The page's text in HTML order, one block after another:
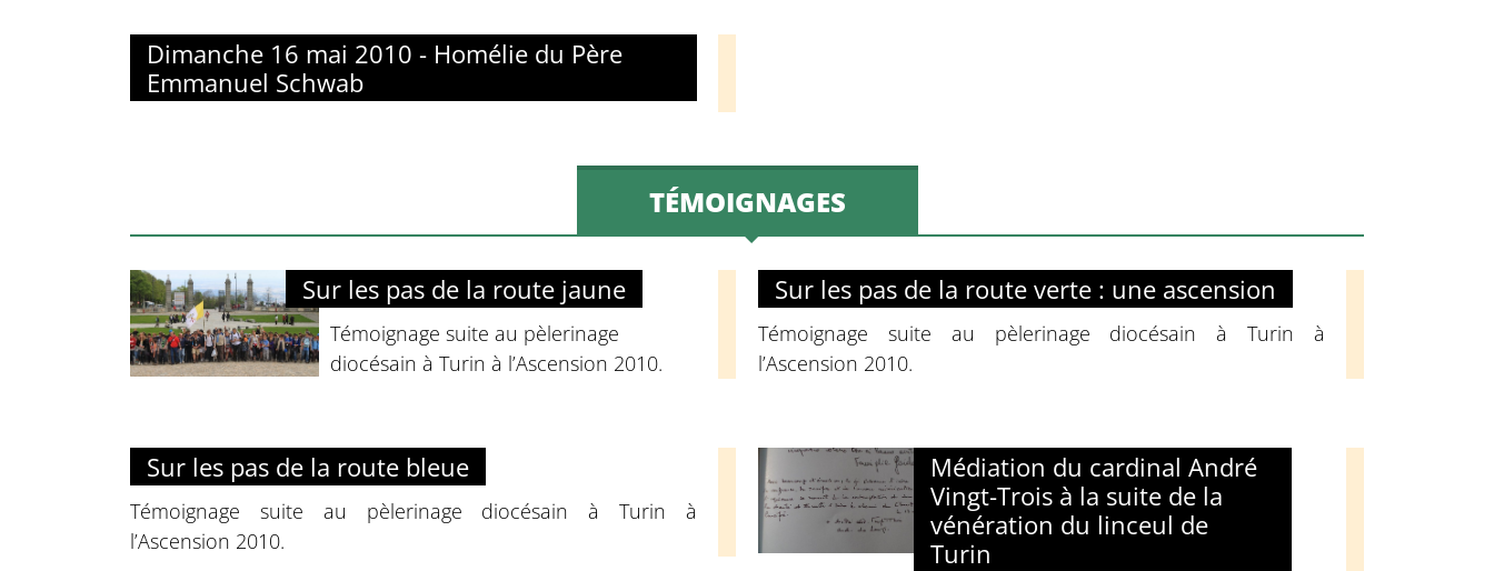
Dimanche 16 mai 2010 - Homélie du Père
Emmanuel Schwab
TÉMOIGNAGES
Sur les pas de la route jaune
Témoignage suite au pèlerinage
diocésain à Turin à l’Ascension 2010.
Sur les pas de la route verte : une ascension
Témoignage suite au pèlerinage diocésain à Turin à
l’Ascension 2010.
Sur les pas de la route bleue
Témoignage suite au pèlerinage diocésain à Turin à
l’Ascension 2010.
Médiation du cardinal André
Vingt-Trois à la suite de la
vénération du linceul de
Turin